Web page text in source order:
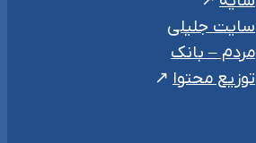
سایت جلیلی
مردم – بانک
توزیع محتوا